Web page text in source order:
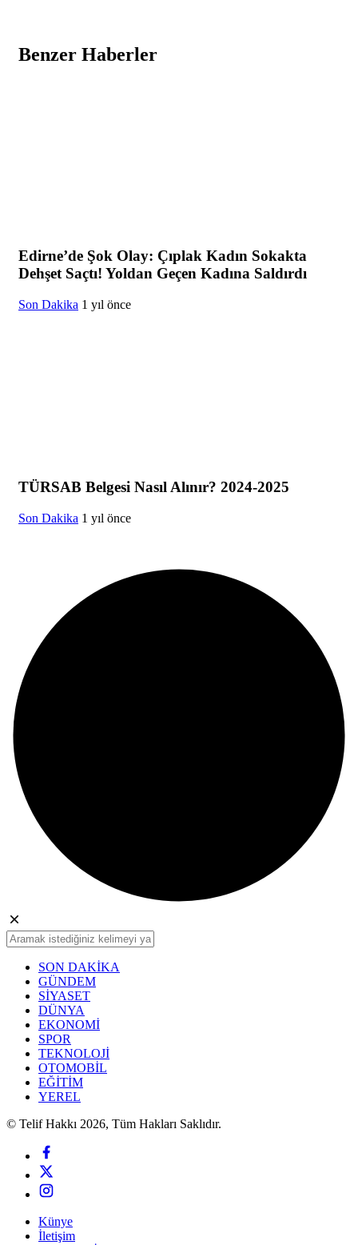
Benzer Haberler
Edirne’de Şok Olay: Çıplak Kadın Sokakta
Dehşet Saçtı! Yoldan Geçen Kadına Saldırdı
Son Dakika 1 yıl önce
TÜRSAB Belgesi Nasıl Alınır? 2024-2025
Son Dakika 1 yıl önce
SON DAKİKA
GÜNDEM
SİYASET
DÜNYA
EKONOMİ
SPOR
TEKNOLOJİ
OTOMOBİL
EĞİTİM
YEREL
© Telif Hakkı 2026, Tüm Hakları Saklıdır.
Künye
İletişim